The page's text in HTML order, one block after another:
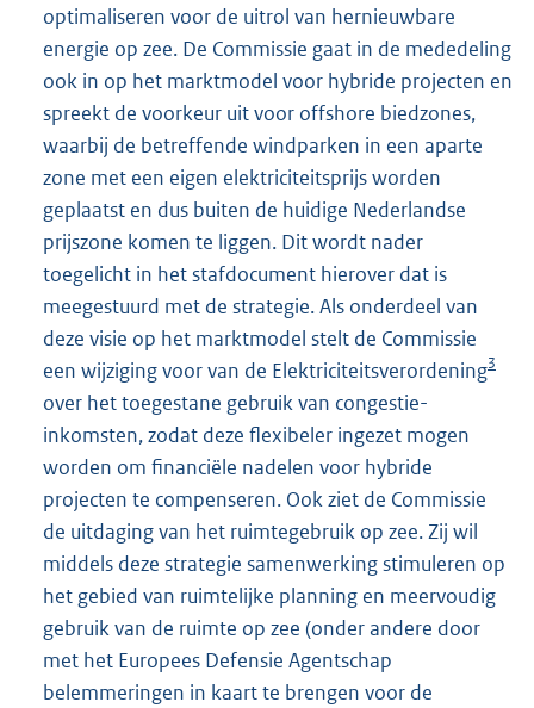
optimaliseren voor de uitrol van hernieuwbare
energie op zee. De Commissie gaat in de mededeling
ook in op het marktmodel voor hybride projecten en
spreekt de voorkeur uit voor offshore biedzones,
waarbij de betreffende windparken in een aparte
zone met een eigen elektriciteitsprijs worden
geplaatst en dus buiten de huidige Nederlandse
prijszone komen te liggen. Dit wordt nader
toegelicht in het stafdocument hierover dat is
meegestuurd met de strategie. Als onderdeel van
deze visie op het marktmodel stelt de Commissie
een wijziging voor van de Elektriciteitsverordening3
over het toegestane gebruik van congestie-
inkomsten, zodat deze flexibeler ingezet mogen
worden om financiële nadelen voor hybride
projecten te compenseren. Ook ziet de Commissie
de uitdaging van het ruimtegebruik op zee. Zij wil
middels deze strategie samenwerking stimuleren op
het gebied van ruimtelijke planning en meervoudig
gebruik van de ruimte op zee (onder andere door
met het Europees Defensie Agentschap
belemmeringen in kaart te brengen voor de